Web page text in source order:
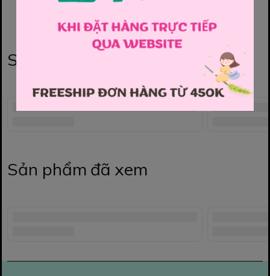
Sản phẩm liên quan
Sản phẩm đã xem